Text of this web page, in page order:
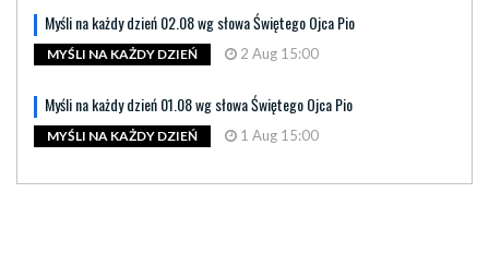
Myśli na każdy dzień 02.08 wg słowa Świętego Ojca Pio
MYŚLI NA KAŻDY DZIEŃ 2 Aug 15:00
Myśli na każdy dzień 01.08 wg słowa Świętego Ojca Pio
MYŚLI NA KAŻDY DZIEŃ 1 Aug 15:00